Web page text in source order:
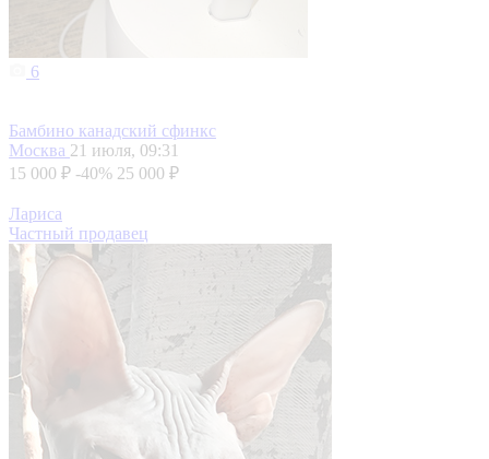
6
Бамбино канадский сфинкс
Москва 21 июля, 09:31
15 000 ₽ -40% 25 000 ₽
Лариса
Частный продавец